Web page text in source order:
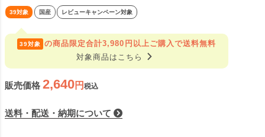
【39】
39対象 国産 レビューキャンペーン対象
39対象 の商品限定合計3,980円以上ご購入で送料無料
対象商品はこちら
navigate_next
販売価格 2,640 税込
送料・配送・納期について